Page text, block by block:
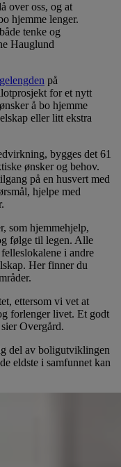
over oss, og at
hjemme lenger.
tenke og
Hauglund
på
for et nytt
å bo hjemme
eller litt ekstra
bygges det 61
ønsker og behov.
på en husvert med
hjelpe med
som hjemmehjelp,
følge til legen. Alle
i andre
Her finner du
ettersom vi vet at
forlenger livet. Et godt
Overgård.
del av boligutviklingen
eldste i samfunnet kan